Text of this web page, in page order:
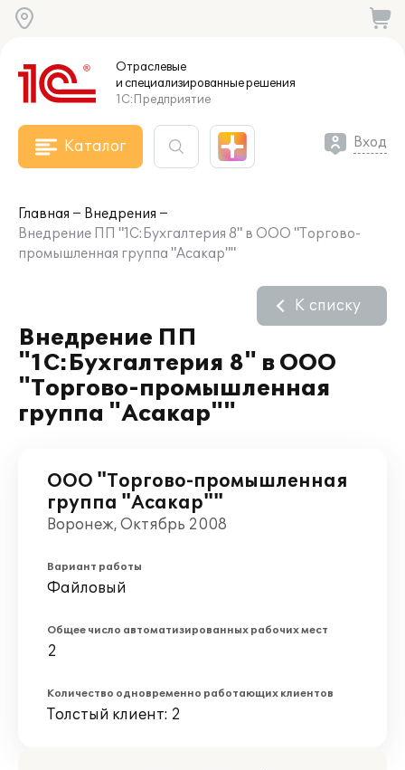
Отраслевые
и специализированныерешения
1С:Предприятие
Каталог Вход
Главная
Внедрения
Внедрение ПП "1С:Бухгалтерия 8" в ООО "Торгово-
промышленная группа "Асакар""
Внедрение ПП
"1С:Бухгалтерия 8" в ООО
"Торгово-промышленная
группа "Асакар""
К списку
ООО "Торгово-промышленная
группа "Асакар""
Воронеж, Октябрь 2008
Вариант работы
Файловый
Общее число автоматизированных рабочих мест
2
Количество одновременно работающих клиентов
Толстый клиент: 2